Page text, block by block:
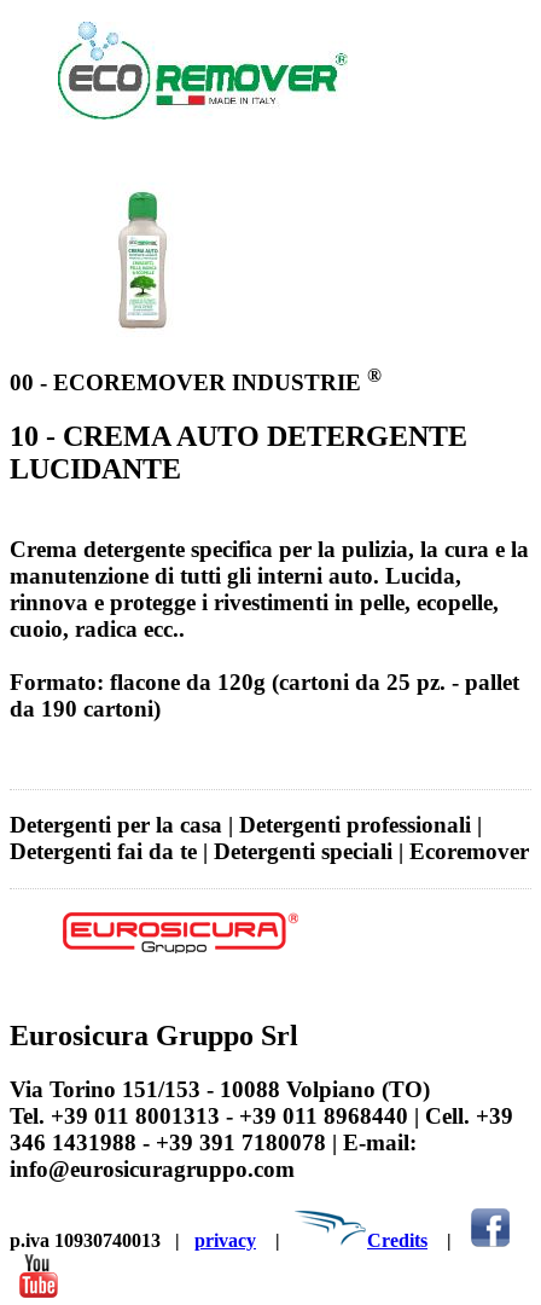
00 - ECOREMOVER INDUSTRIE ®
10 - CREMA AUTO DETERGENTE
LUCIDANTE
Crema detergente specifica per la pulizia, la cura e la
manutenzione di tutti gli interni auto. Lucida,
rinnova e protegge i rivestimenti in pelle, ecopelle,
cuoio, radica ecc..
Formato: flacone da 120g (cartoni da 25 pz. - pallet
da 190 cartoni)
Detergenti per la casa | Detergenti professionali |
Detergenti fai da te | Detergenti speciali | Ecoremover
Eurosicura Gruppo Srl
Via Torino 151/153 - 10088 Volpiano (TO)
Tel. +39 011 8001313 - +39 011 8968440 | Cell. +39
346 1431988 - +39 391 7180078 | E-mail:
info@eurosicuragruppo.com
p.iva 10930740013 | privacy | Credits |